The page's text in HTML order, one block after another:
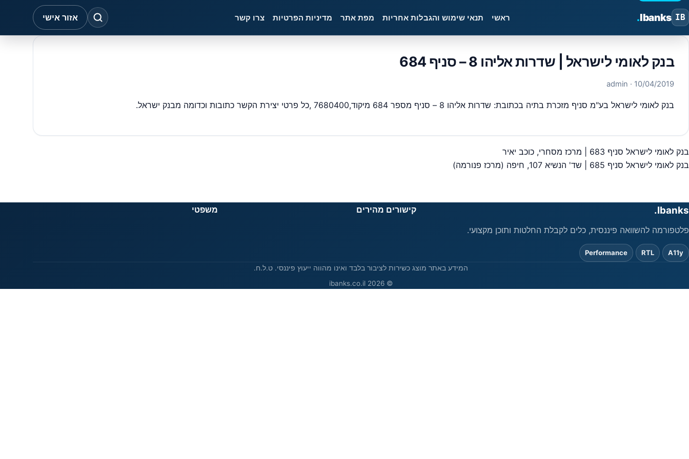
IB
Ibanks
. ראשי תנאי שימוש והגבלות אחריות מפת אתר מדיניות הפרטיות צרו קשר אזור אישי
בנק לאומי לישראל | שדרות אליהו 8 – סניף 684
10/04/2019
· admin
בנק לאומי לישראל בע"מ סניף מזכרת בתיה בכתובת: שדרות אליהו 8 – סניף מספר 684 מיקוד,7680400 ,כל פרטי יצירת הקשר כתובות וכדומה מבנק ישראל.
ניווט
בנק לאומי לישראל סניף 683 | מרכז מסחרי, כוכב יאיר
בנק לאומי לישראל סניף 685 | שד' הנשיא 107, חיפה (מרכז פנורמה)
Ibanks.
פלטפורמה להשוואה פיננסית, כלים לקבלת החלטות ותוכן מקצועי.
A11y
RTL
Performance
קישורים מהירים משפטי
המידע באתר מוצג כשירות לציבור בלבד ואינו מהווה ייעוץ פיננסי. ט.ל.ח.
© 2026 ibanks.co.il